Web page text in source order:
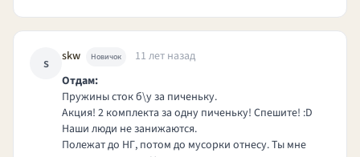
s skw Новичок
11 лет назад
Отдам:
Пружины сток б\у за пиченьку.
Акция! 2 комплекта за одну пиченьку! Спешите! :D
Наши люди не занижаются.
Полежат до НГ, потом до мусорки отнесу. Ты мне